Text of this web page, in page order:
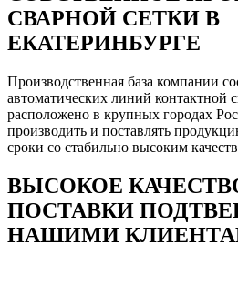
СВАРНОЙ СЕТКИ В
ЕКАТЕРИНБУРГЕ
Производственная база компании
автоматических линий контактной
расположено в крупных городах
производить и поставлять
сроки со стабильно высоким
ВЫСОКОЕ
ПОСТАВКИ
НАШИМИ